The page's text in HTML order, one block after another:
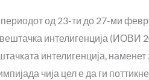
од 23-ти до 27-ми
интелигенција (ИОВИ
интелигенција,
чија цел е да ги